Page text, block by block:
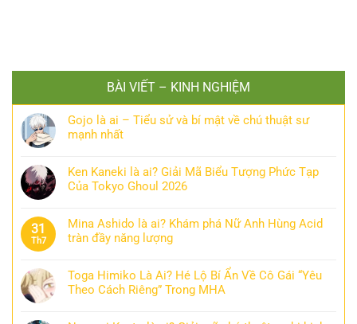
BÀI VIẾT – KINH NGHIỆM
Gojo là ai – Tiểu sử và bí mật về chú thuật sư
mạnh nhất
Ken Kaneki là ai? Giải Mã Biểu Tượng Phức Tạp
Của Tokyo Ghoul 2026
31
Th7
Mina Ashido là ai? Khám phá Nữ Anh Hùng Acid
tràn đầy năng lượng
Toga Himiko Là Ai? Hé Lộ Bí Ẩn Về Cô Gái “Yêu
Theo Cách Riêng” Trong MHA